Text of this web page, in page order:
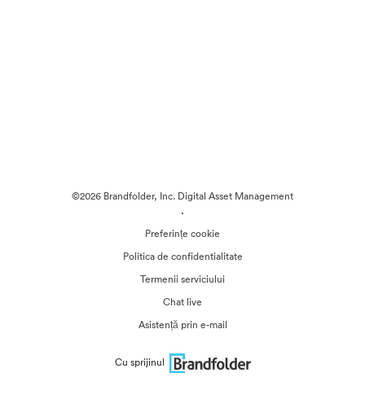
©2026 Brandfolder, Inc. Digital Asset Management
·
Preferințe cookie
Politica de confidentialitate
Termenii serviciului
Chat live
Asistență prin e-mail
Cu sprijinul